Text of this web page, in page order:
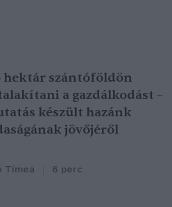
hektár szántóföldön
a gazdálkodást –
készült hazánk
jövőjéről
Tímea 6 perc